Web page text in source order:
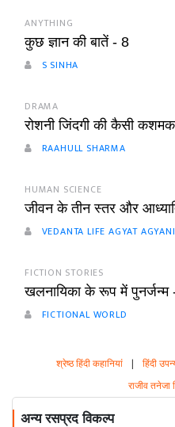
ANYTHING
कुछ ज्ञान की बातें - 8
S SINHA
DRAMA
रोशनी जिंदगी की कैसी
RAAHULL SHARMA
HUMAN SCIENCE
जीवन के तीन स्तर और
VEDANTA LIFE AGYAT AGYANI
FICTION STORIES
खलनायिका के रूप में पुनर्जन्म
FICTIONAL WORLD
श्रेष्ठ हिंदी कहानियां | हिंदी
राजीव तनेजा
अन्य रसप्रद विकल्प